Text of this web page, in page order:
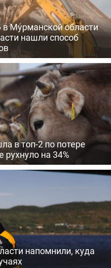
в Мурманской области
нашли способ
в топ-2 по потере
рухнуло на 34%
напомнили, куда